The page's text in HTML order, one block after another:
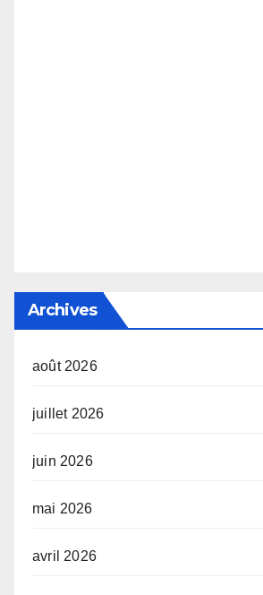
Archives
août 2026
juillet 2026
juin 2026
mai 2026
avril 2026